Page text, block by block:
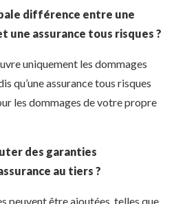
différence entre une
une assurance tous risques ?
uniquement les dommages
qu’une assurance tous risques
les dommages de votre propre
des garanties
au tiers ?
peuvent être ajoutées, telles que